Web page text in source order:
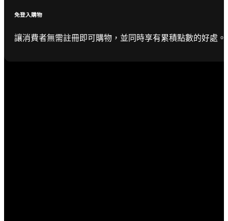
免登入購物
讓消費者無需註冊即可購物，並同時享有累積點數的好處。